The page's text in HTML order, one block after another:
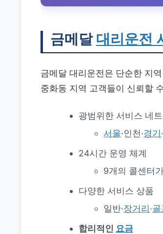
금메달 대리운전
금메달 대리운전은 단순한 지
중화동 지역 고객들이 신뢰할
광범위한 서비스 네
서울·인천·경기·
24시간 운영 체계
9개의 콜센터
다양한 서비스 상품
일반·장거리·
합리적인 요금